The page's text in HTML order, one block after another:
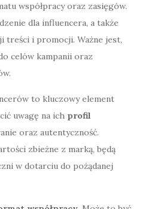
współpracy oraz zasięgów.
dla influencera, a także
treści i promocji. Ważne jest,
celów kampanii oraz
to kluczowy element
uwagę na ich profil
oraz autentyczność.
zbieżne z marką, będą
w dotarciu do pożądanej